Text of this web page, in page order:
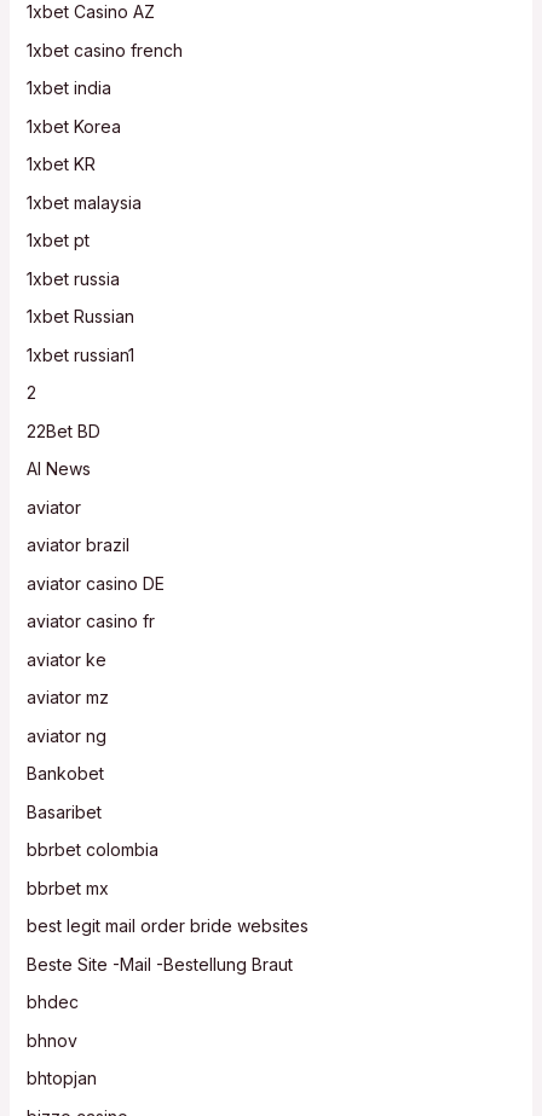
1xbet Casino AZ
1xbet casino french
1xbet india
1xbet Korea
1xbet KR
1xbet malaysia
1xbet pt
1xbet russia
1xbet Russian
1xbet russian1
2
22Bet BD
AI News
aviator
aviator brazil
aviator casino DE
aviator casino fr
aviator ke
aviator mz
aviator ng
Bankobet
Basaribet
bbrbet colombia
bbrbet mx
best legit mail order bride websites
Beste Site -Mail -Bestellung Braut
bhdec
bhnov
bhtopjan